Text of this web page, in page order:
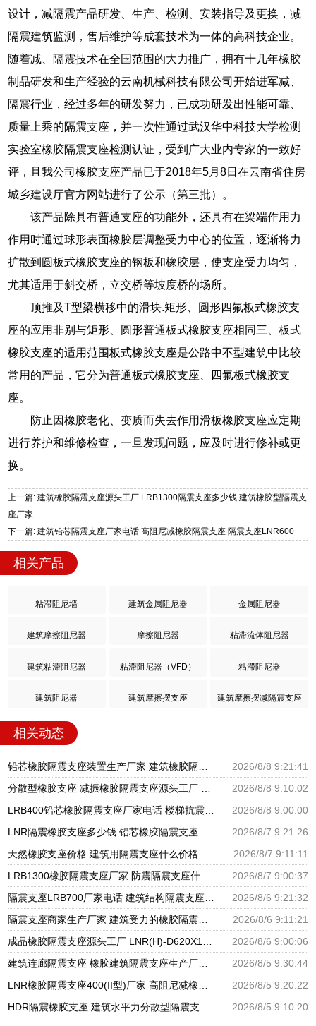
设计，减隔震产品研发、生产、检测、安装指导及更换，减
隔震建筑监测，售后维护等成套技术为一体的高科技企业。
随着减、隔震技术在全国范围的大力推广，拥有十几年橡胶
制品研发和生产经验的云南机械科技有限公司开始进军减、
隔震行业，经过多年的研发努力，已成功研发出性能可靠、
质量上乘的隔震支座，并一次性通过武汉华中科技大学检测
实验室橡胶隔震支座检测认证，受到广大业内专家的一致好
评，且我公司橡胶支座产品已于2018年5月8日在云南省住房
城乡建设厅官方网站进行了公示（第三批）。
该产品除具有普通支座的功能外，还具有在梁端作用力
作用时通过球形表面橡胶层调整受力中心的位置，逐渐将力
扩散到圆板式橡胶支座的钢板和橡胶层，使支座受力均匀，
尤其适用于斜交桥，立交桥等坡度桥的场所。
顶推及T型梁横移中的滑块.矩形、圆形四氟板式橡胶支
座的应用非别与矩形、圆形普通板式橡胶支座相同三、板式
橡胶支座的适用范围板式橡胶支座是公路中不型建筑中比较
常用的产品，它分为普通板式橡胶支座、四氟板式橡胶支
座。
防止因橡胶老化、变质而失去作用滑板橡胶支座应定期
进行养护和维修检查，一旦发现问题，应及时进行修补或更
换。
上一篇: 建筑橡胶隔震支座源头工厂 LRB1300隔震支座多少钱 建筑橡胶型隔震支
座厂家
下一篇: 建筑铅芯隔震支座厂家电话 高阻尼减橡胶隔震支座 隔震支座LNR600
相关产品
粘滞阻尼墙 建筑金属阻尼器 金属阻尼器
建筑摩擦阻尼器 摩擦阻尼器 粘滞流体阻尼器
建筑粘滞阻尼器 粘滞阻尼器（VFD） 粘滞阻尼器
建筑阻尼器 建筑摩擦摆支座 建筑摩擦摆减隔震支座
相关动态
铅芯橡胶隔震支座装置生产厂家 建筑橡胶隔震支座LNR-700源头工厂 隔震支座价钱
2026/8/8 9:21:41
分散型橡胶支座 减振橡胶隔震支座源头工厂 隔震橡胶支座厂家电话
2026/8/8 9:10:02
LRB400铅芯橡胶隔震支座厂家电话 楼梯抗震支座 分散型隔震支座
2026/8/8 9:00:00
LNR隔震橡胶支座多少钱 铅芯橡胶隔震支座报价 高阻尼橡胶隔震支座生产厂家
2026/8/7 9:21:26
天然橡胶支座价格 建筑用隔震支座什么价格 橡胶楼梯支座价格
2026/8/7 9:11:11
LRB1300橡胶隔震支座厂家 防震隔震支座什么价格 LRB700铅芯橡胶隔震支座什么价格
2026/8/7 9:00:37
隔震支座LRB700厂家电话 建筑结构隔震支座厂家电话 LNR900隔震橡胶支座生产加工
2026/8/6 9:21:32
隔震支座商家生产厂家 建筑受力的橡胶隔震支座厂家 LNR隔震支座500厂家
2026/8/6 9:11:21
成品橡胶隔震支座源头工厂 LNR(H)-D620X179隔震支座源头工厂 水平分散型隔震支座生产厂家
2026/8/6 9:00:06
建筑连廊隔震支座 橡胶建筑隔震支座生产厂家 建筑铅芯隔振支座厂家
2026/8/5 9:30:44
LNR橡胶隔震支座400(II型)厂家 高阻尼减橡胶隔震支座厂家 建筑橡胶建筑隔震支座厂家
2026/8/5 9:20:22
HDR隔震橡胶支座 建筑水平力分散型隔震支座生产厂家 圆形高阻尼隔震支座的源头工厂
2026/8/5 9:10:20